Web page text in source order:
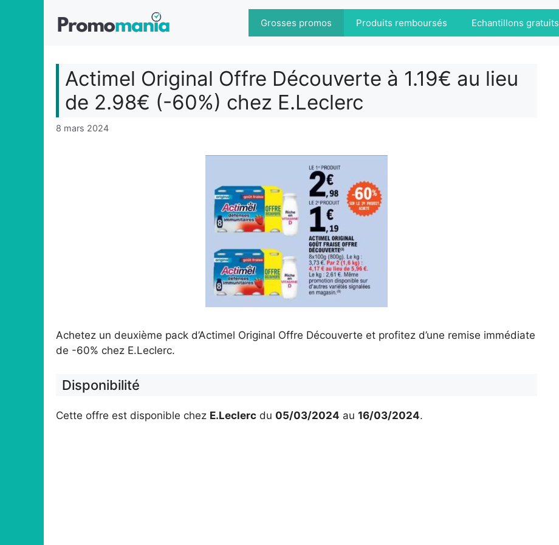
Grosses promos Produits remboursés Echantillons gratuits
Actimel Original Offre Découverte à 1.19€ au lieu
de 2.98€ (-60%) chez E.Leclerc
8 mars 2024
Achetez un deuxième pack d’Actimel Original Offre Découverte et profitez d’une remise immédiate
de -60% chez E.Leclerc.
Disponibilité
Cette offre est disponible chez E.Leclerc du 05/03/2024 au 16/03/2024.